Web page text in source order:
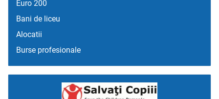
Euro 200
Bani de liceu
Alocatii
Burse profesionale